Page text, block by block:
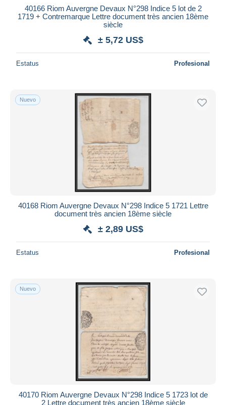
40166 Riom Auvergne Devaux N°298 Indice 5 lot de 2
1719 + Contremarque Lettre document très ancien 18ème
siècle
± 5,72 US$
Estatus Profesional
Nuevo
40168 Riom Auvergne Devaux N°298 Indice 5 1721 Lettre
document très ancien 18ème siècle
± 2,89 US$
Estatus Profesional
Nuevo
40170 Riom Auvergne Devaux N°298 Indice 5 1723 lot de
2 Lettre document très ancien 18ème siècle